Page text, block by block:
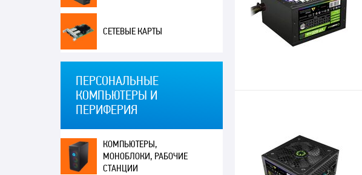
СЕТЕВЫЕ КАРТЫ
ПЕРСОНАЛЬНЫЕ
КОМПЬЮТЕРЫ И
ПЕРИФЕРИЯ
КОМПЬЮТЕРЫ,
МОНОБЛОКИ, РАБОЧИЕ
СТАНЦИИ